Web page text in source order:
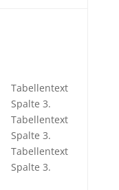
Tabellentext
Spalte 3.
Tabellentext
Spalte 3.
Tabellentext
Spalte 3.